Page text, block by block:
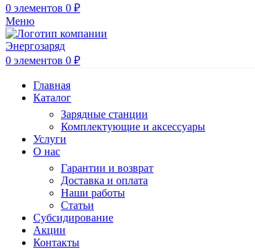
0 элементов 0 ₽
Меню
0 элементов 0 ₽
Главная
Каталог
Зарядные станции
Комплектующие и аксессуары
Услуги
О нас
Гарантии и возврат
Доставка и оплата
Наши работы
Статьи
Субсидирование
Акции
Контакты